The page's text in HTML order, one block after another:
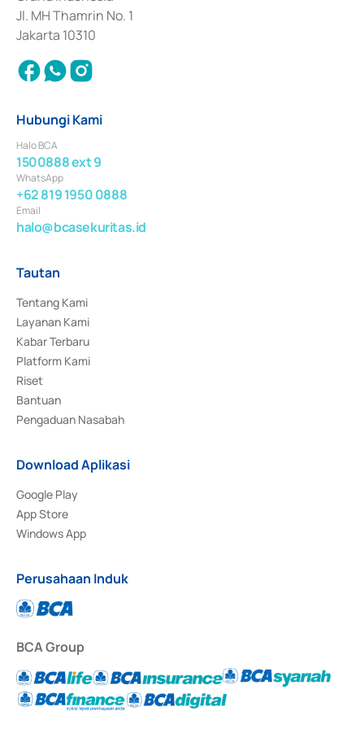
Jl. MH Thamrin No. 1
Jakarta 10310
Hubungi Kami
Halo BCA
1500888 ext 9
WhatsApp
+62 819 1950 0888
Email
halo@bcasekuritas.id
Tautan
Tentang Kami
Layanan Kami
Kabar Terbaru
Platform Kami
Riset
Bantuan
Pengaduan Nasabah
Download Aplikasi
Google Play
App Store
Windows App
Perusahaan Induk
BCA Group